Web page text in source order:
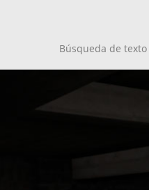
Búsqueda de